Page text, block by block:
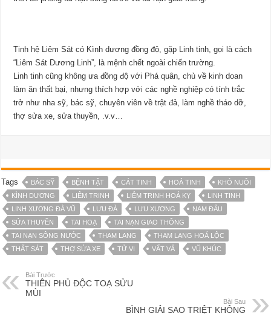
Tinh hệ Liêm Sát có Kình dương đồng độ, gặp Linh tinh, gọi là cách
“Liêm Sát Dương Linh”, là mệnh chết ngoài chiến trường.
Linh tinh cũng không ưa đồng độ với Phá quân, chủ về kinh doan
làm ăn thất bại, nhưng thích hợp với các nghề nghiệp có tính trắc
trở như nha sỹ, bác sỹ, chuyên viên về trật đả, làm nghề tháo dỡ,
thợ sửa xe, sửa thuyền, .v.v…
Tags BÁC SỸ BỆNH TẬT CÁT TINH HOẢ TINH
KHÓ NUÔI
KÌNH DƯƠNG
LIÊM TRINH LIÊM TRINH HOÁ KỴ
LINH TINH
LINH XƯƠNG ĐÀ VŨ
LƯU ĐÀ LƯU XƯƠNG
NAM ĐẨU
SỬA THUYỀN
TAI HOẠ
TAI NẠN GIAO THÔNG
TAI NẠN SÔNG NƯỚC
THAM LANG
THAM LANG HOÁ LỘC
THẤT SÁT
THỢ SỬA XE TỬ VI VẤT VẢ VŨ KHÚC
Bài Trước
THIÊN PHỦ ĐỘC TOẠ SỬU
MÙI
Bài Sau
BÌNH GIẢI SAO TRIỆT KHÔNG